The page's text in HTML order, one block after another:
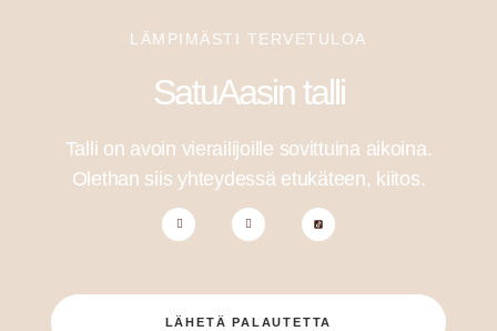
LÄMPIMÄSTI TERVETULOA
SatuAasin talli
Talli on avoin vierailijoille sovittuina aikoina.
Olethan siis yhteydessä etukäteen, kiitos.
LÄHETÄ PALAUTETTA